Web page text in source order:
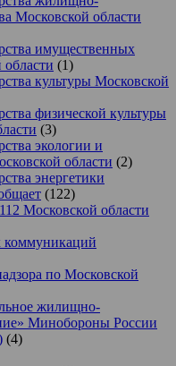
Московской области
имущественных
(1)
культуры Московской
физической культуры
(3)
экологии и
области (2)
энергетики
(122)
Московской области
коммуникаций
по Московской
жилищно-
Минобороны России
(4)